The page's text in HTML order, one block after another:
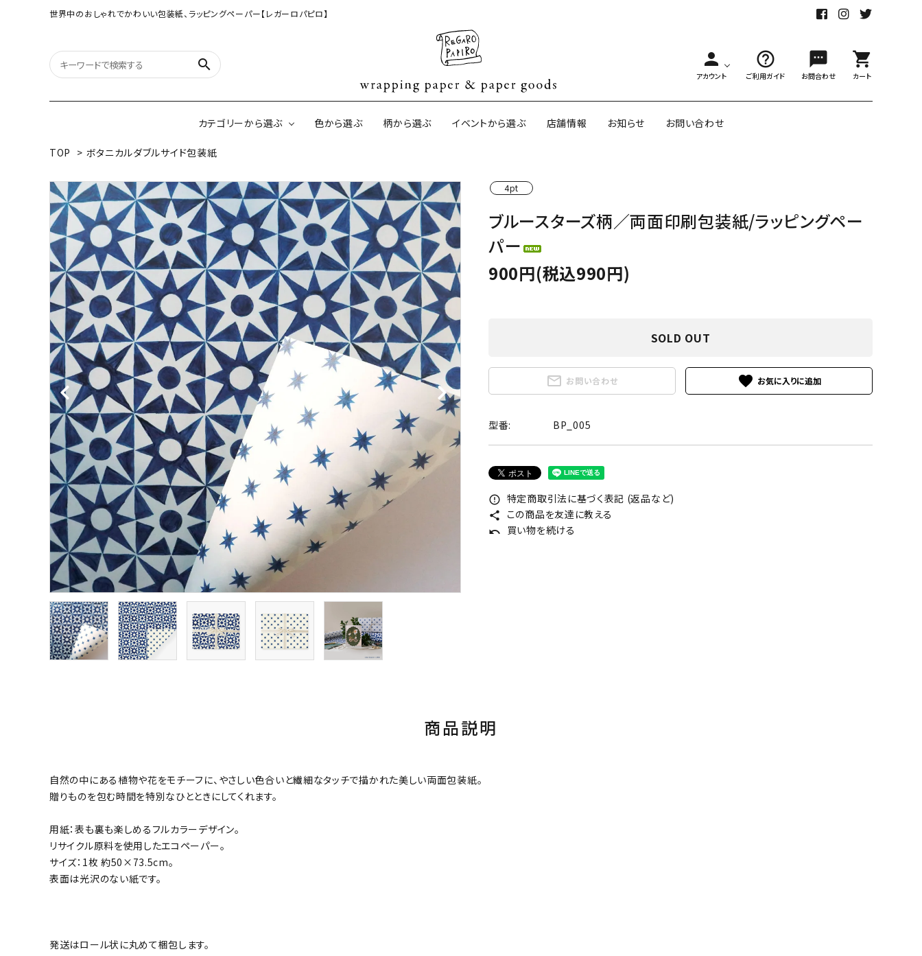
世界中のおしゃれでかわいい包装紙、ラッピングペーパー【レガーロパピロ】
search person
アカウント
help_outline
ご利用ガイド
sms
お問合わせ
shopping_cart
カート
カテゴリーから選ぶ
オリジナル包装紙
（A3相当サイズ）
【大判サイズ】オリジナル包装紙 和紙の包装紙(CAGWA paper)
サイズオーダー受注生産
ネパールの手漉き包装紙
インドのハンドプリントコットン
ペーパー
イギリスのモダン包装紙
ボタニカルダブルサイド包装紙 韓国のデザインペーパー 日本のペーパーブランド ラッピング用リボン・紐
色から選ぶ 柄から選ぶ イベントから選ぶ 店舗情報 お知らせ お問い合わせ
TOP > ボタニカルダブルサイド包装紙
4pt
ブルースターズ柄／両面印刷包装紙/ラッピングペー
パー
900円(税込990円)
SOLD OUT
mail_outline お問い合わせ favorite
型番: BP_005
error_outline 特定商取引法に基づく表記 (返品など)
share この商品を友達に教える
undo 買い物を続ける
商品説明
自然の中にある植物や花をモチーフに、やさしい色合いと繊細なタッチで描かれた美しい両面包装紙。
贈りものを包む時間を特別なひとときにしてくれます。
用紙：表も裏も楽しめるフルカラーデザイン。
リサイクル原料を使用したエコペーパー。
サイズ：1枚 約50×73.5cm。
表面は光沢のない紙です。
発送はロール状に丸めて梱包します。